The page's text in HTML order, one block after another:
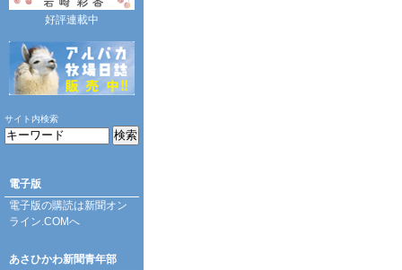
好評連載中
サイト内検索
電子版
電子版の購読は新聞オン
ライン.COMへ
あさひかわ新聞青年部